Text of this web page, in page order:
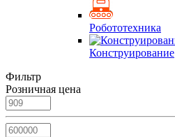
Робототехника
Конструирование
Фильтр
Розничная цена